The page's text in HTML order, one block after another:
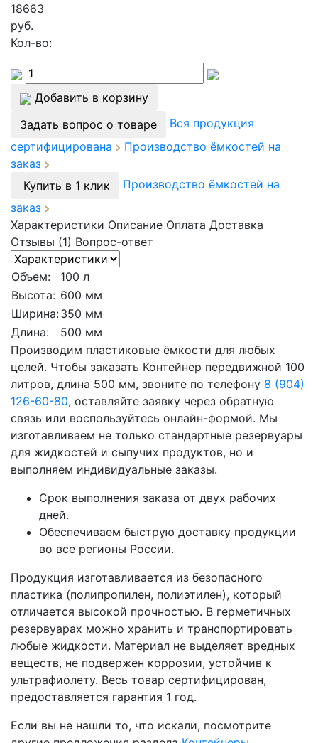
18663
руб.
Кол-во:
Добавить в корзину
Задать вопрос о товаре
Вся продукция
сертифицирована
Производство ёмкостей на
заказ
Купить в 1 клик
Производство ёмкостей на
заказ
Характеристики Описание Оплата Доставка
Отзывы (1) Вопрос-ответ
Объем:
100 л
Высота: 600 мм
Ширина:350 мм
Длина:
500 мм
Производим пластиковые ёмкости для любых
целей. Чтобы заказать Контейнер передвижной 100
литров, длина 500 мм, звоните по телефону 8 (904)
126-60-80, оставляйте заявку через обратную
связь или воспользуйтесь онлайн-формой. Мы
изготавливаем не только стандартные резервуары
для жидкостей и сыпучих продуктов, но и
выполняем индивидуальные заказы.
Срок выполнения заказа от двух рабочих
дней.
Обеспечиваем быструю доставку продукции
во все регионы России.
Продукция изготавливается из безопасного
пластика (полипропилен, полиэтилен), который
отличается высокой прочностью. В герметичных
резервуарах можно хранить и транспортировать
любые жидкости. Материал не выделяет вредных
веществ, не подвержен коррозии, устойчив к
ультрафиолету. Весь товар сертифицирован,
предоставляется гарантия 1 год.
Если вы не нашли то, что искали, посмотрите